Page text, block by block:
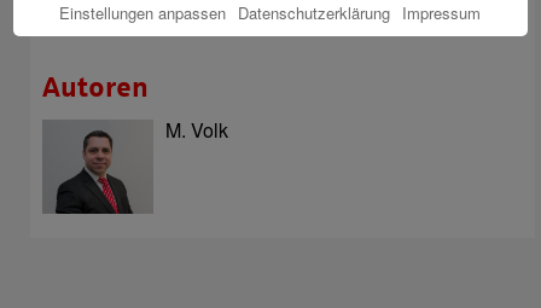
Odenwaldkreis
Autoren
M. Volk
Einstellungen anpassen Datenschutzerklärung Impressum